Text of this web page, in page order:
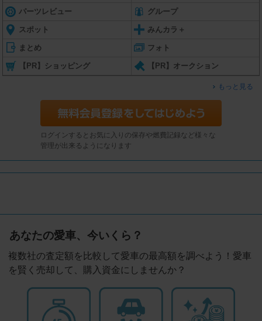
パーツレビュー グループ
スポット みんカラ＋
まとめ フォト
【PR】ショッピング 【PR】オークション
もっと見る
ログインするとお気に入りの保存や燃費記録など様々な
管理が出来るようになります
あなたの愛車、今いくら？
複数社の査定額を比較して愛車の最高額を調べよう！愛車
を賢く売却して、購入資金にしませんか？